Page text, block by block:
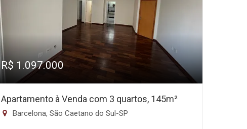
R$ 1.097.000
Apartamento à Venda com 3 quartos, 145m²
Barcelona, São Caetano do Sul-SP